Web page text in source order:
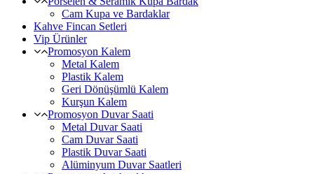
Cam Kupa ve Bardaklar
Kahve Fincan Setleri
Vip Ürünler
Promosyon Kalem
Metal Kalem
Plastik Kalem
Geri Dönüşümlü Kalem
Kurşun Kalem
Promosyon Duvar Saati
Metal Duvar Saati
Cam Duvar Saati
Plastik Duvar Saati
Alüminyum Duvar Saatleri